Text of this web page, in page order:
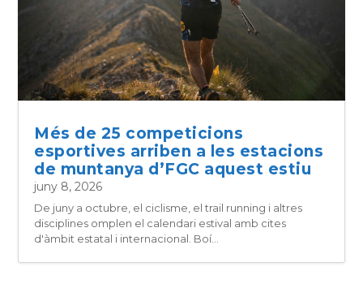
Més de 25 competicions
esportives arriben a les estacions
de muntanya d’FGC aquest estiu
juny 8, 2026
De juny a octubre, el ciclisme, el trail running i altres
disciplines omplen el calendari estival amb cites
d'àmbit estatal i internacional. Boí...